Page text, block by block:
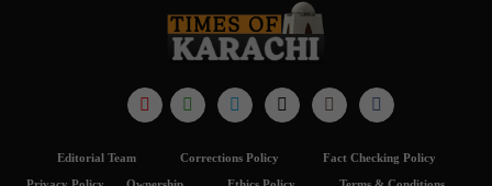
Fact Checking Policy
Corrections Policy
Editorial Team